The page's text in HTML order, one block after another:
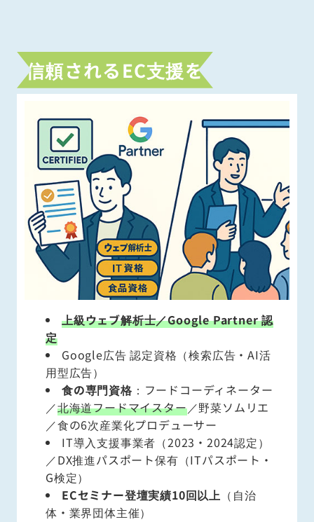
信頼されるEC支援を
上級ウェブ解析士／Google Partner 認
定
Google広告 認定資格（検索広告・AI活
用型広告）
食の専門資格 ：フードコーディネーター
／北海道フードマイスター／野菜ソムリエ
／食の6次産業化プロデューサー
IT導入支援事業者（2023・2024認定）
／DX推進パスポート保有（ITパスポート・
G検定）
ECセミナー登壇実績10回以上 （自治
体・業界団体主催）